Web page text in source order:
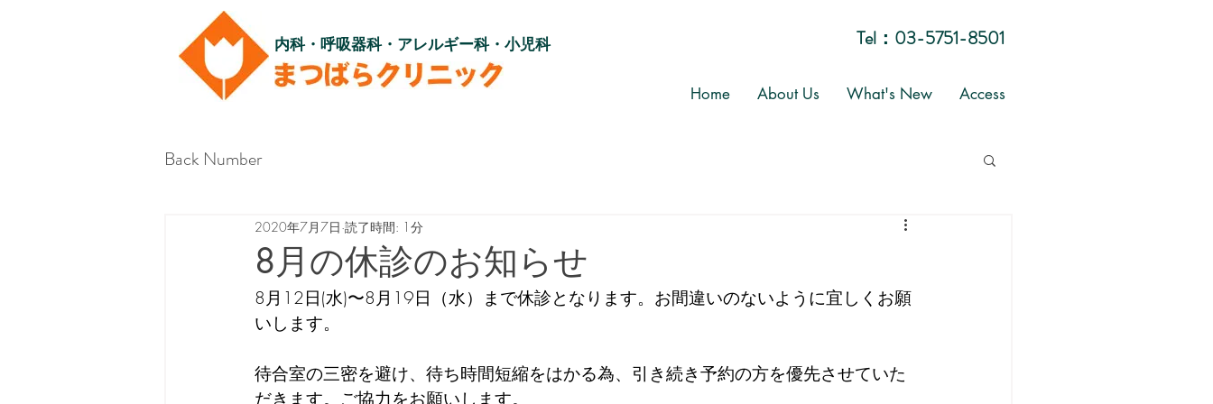
内科・呼吸器科・アレルギー科・小児科 Tel： 03-5751-8501
Home About Us What's New Access
Back Number
8月の休診のお知らせ
2020年7月7日 読了時間: 1分
8月12日(水)〜8月19日（水）まで休診となります。 お間違いのないように宜しくお願
いします。
待合室の三密を避け、待ち時間短縮をはかる為、引き続き予約の方を優先させていた
だきます。ご協力をお願いします。